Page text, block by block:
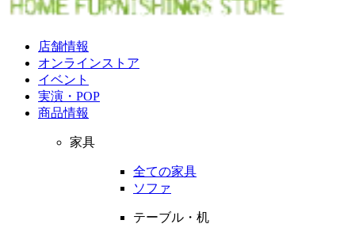
店舗情報
オンラインストア
イベント
実演・POP
商品情報
家具
全ての家具
ソファ
テーブル・机